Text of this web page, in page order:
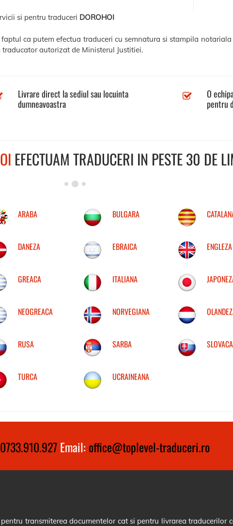
si pentru traduceri DOROHOI
ca putem efectua traduceri cu semnatura si stampila
autorizat de Ministerul Justitiei.
Livrare direct la sediul sau locuinta
dumneavoastra
O
pentru
EFECTUAM TRADUCERI IN PESTE 30 DE
ARABA BULGARA
DANEZA EBRAICA ENGLEZA
GREACA ITALIANA
NEOGREACA NORVEGIANA
RUSA SARBA SLOVACA
TURCA UCRAINEANA
0733.910.927Email: office@toplevel-traduceri.ro
transmiterea documentelor cat si pentru livrarea traducerilor